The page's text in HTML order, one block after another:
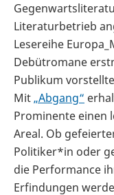
Literaturbetrieb
Lesereihe
Debütromane
Publikum
Mit„Abgang“
Prominente einen
Areal. Ob
Politiker*in oder
die Performance
Erfindungen